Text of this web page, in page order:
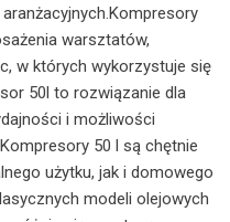
warsztatów,
w których wykorzystuje się
50l to rozwiązanie dla
i możliwości
50 l są chętnie
użytku, jak i domowego
modeli olejowych